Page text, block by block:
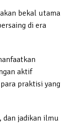
bekal utama
di era
aktif
praktisi yang
dan jadikan ilmu